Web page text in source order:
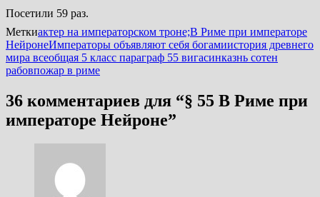
Посетили 59 раз.
Меткиактер на императорском троне;В Риме при императоре
НейронеИмператоры объявляют себя богамиистория древнего
мира всеобщая 5 класс параграф 55 вигасинказнь сотен
рабовпожар в риме
36 комментариев для “§ 55 В Риме при
императоре Нейроне”